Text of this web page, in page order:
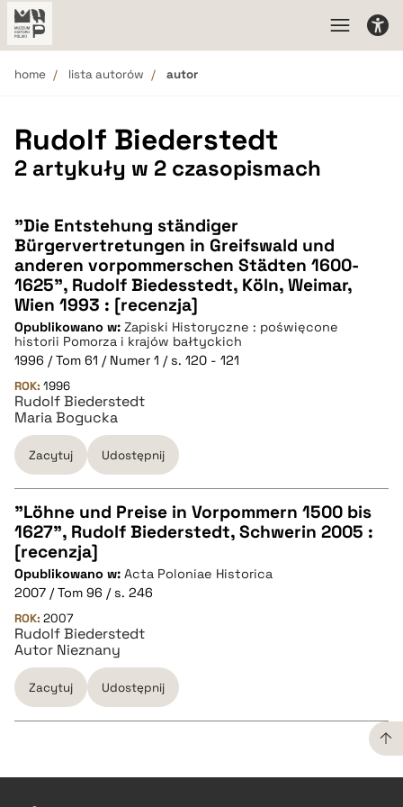
home lista autorów autor
Rudolf Biederstedt
2 artykuły w 2 czasopismach
"Die Entstehung ständiger
Bürgervertretungen in Greifswald und
anderen vorpommerschen Städten 1600-
1625", Rudolf Biedesstedt, Köln, Weimar,
Wien 1993 : [recenzja]
Opublikowano w: Zapiski Historyczne : poświęcone
historii Pomorza i krajów bałtyckich
1996 / Tom 61 / Numer 1 / s. 120 - 121
ROK: 1996
Rudolf Biederstedt
Maria Bogucka
Zacytuj Udostępnij
CZYSTY TEKST
pobierz cytat
BIBTEX
pobierz cytat
"Löhne und Preise in Vorpommern 1500 bis
1627", Rudolf Biederstedt, Schwerin 2005 :
[recenzja]
Opublikowano w: Acta Poloniae Historica
2007 / Tom 96 / s. 246
ROK: 2007
Rudolf Biederstedt
Autor Nieznany
Zacytuj Udostępnij
CZYSTY TEKST